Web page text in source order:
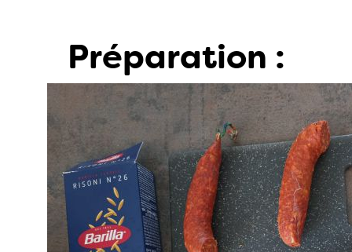
Préparation :